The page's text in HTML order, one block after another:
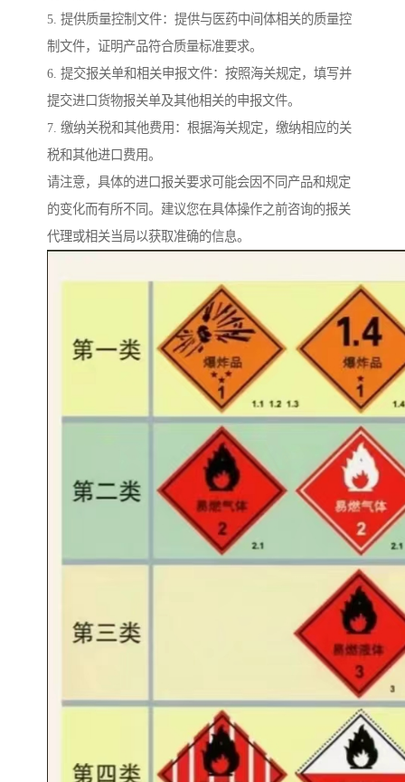
5. 提供质量控制文件：提供与医药中间体相关的质量控
制文件，证明产品符合质量标准要求。
6. 提交报关单和相关申报文件：按照海关规定，填写并
提交进口货物报关单及其他相关的申报文件。
7. 缴纳关税和其他费用：根据海关规定，缴纳相应的关
税和其他进口费用。
请注意，具体的进口报关要求可能会因不同产品和规定
的变化而有所不同。建议您在具体操作之前咨询的报关
代理或相关当局以获取准确的信息。